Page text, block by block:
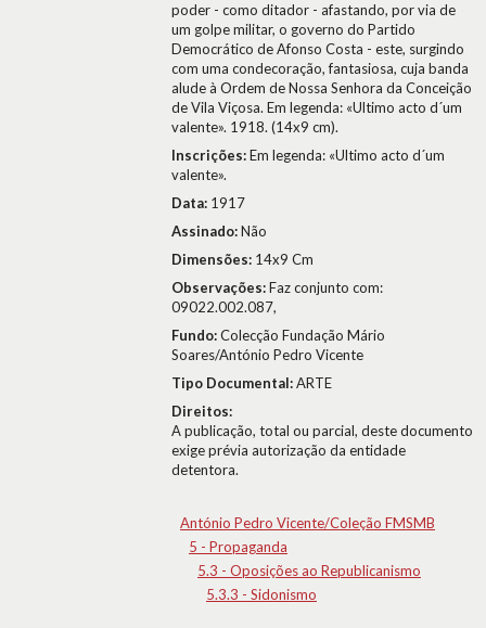
poder - como ditador - afastando, por via de
um golpe militar, o governo do Partido
Democrático de Afonso Costa - este, surgindo
com uma condecoração, fantasiosa, cuja banda
alude à Ordem de Nossa Senhora da Conceição
de Vila Viçosa. Em legenda: «Ultimo acto d´um
valente». 1918. (14x9 cm).
Inscrições:Em legenda: «Ultimo acto d´um
valente».
Data: 1917
Assinado:Não
Dimensões: 14x9 Cm
Observações:Faz conjunto com:
09022.002.087,
Fundo:Colecção Fundação Mário
Soares/António Pedro Vicente
Tipo Documental:ARTE
Direitos:
A publicação, total ou parcial, deste documento
exige prévia autorização da entidade
detentora.
António Pedro Vicente/Coleção FMSMB
5 - Propaganda
5.3 - Oposições ao Republicanismo
5.3.3 - Sidonismo